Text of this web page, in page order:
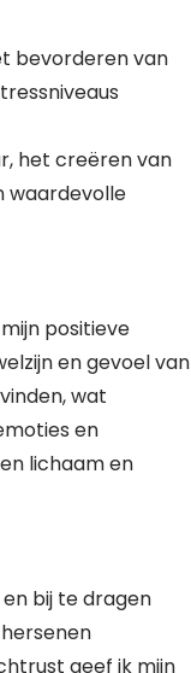
bevorderen van
het creëren van
waardevolle
positieve
en gevoel van
wat
en
lichaam en
bij te dragen
geef ik mijn